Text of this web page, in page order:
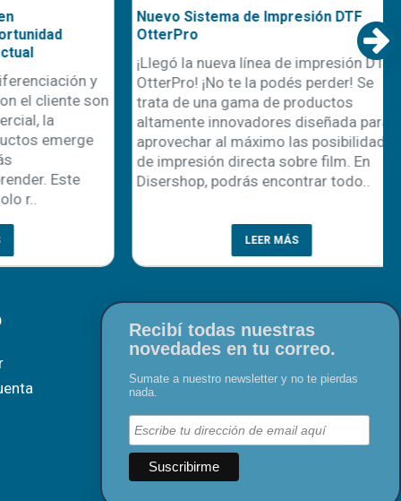
y
cliente son
la
emerge
Este
Nuevo Sistema de Impresión DTF
OtterPro
¡Llegó la nueva línea de impresión DTF
OtterPro! ¡No te la podés perder! Se
trata de una gama de productos
altamente innovadores diseñada para
aprovechar al máximo las posibilidades
de impresión directa sobre film. En
Disershop, podrás encontrar todo..
LEER MÁS
Recibí todas nuestras
novedades en tu correo.
Sumate a nuestro newsletter y no te pierdas
nada.